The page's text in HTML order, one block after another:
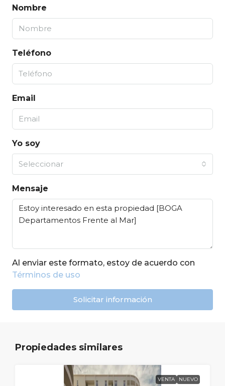
Nombre
Teléfono
Email
Yo soy
Seleccionar
Mensaje
Al enviar este formato, estoy de acuerdo con
Términos de uso
Solicitar información
Propiedades similares
VENTA NUEVO